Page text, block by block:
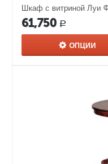
Шкаф с витриной Луи
61,750 Р
ОПЦИИ